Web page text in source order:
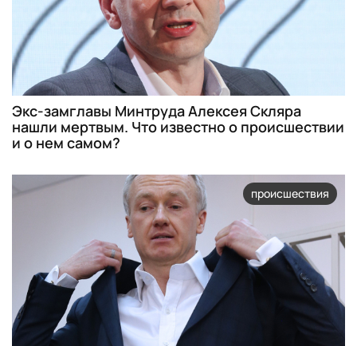
Экс-замглавы Минтруда Алексея Скляра
нашли мертвым. Что известно о происшествии
и о нем самом?
происшествия